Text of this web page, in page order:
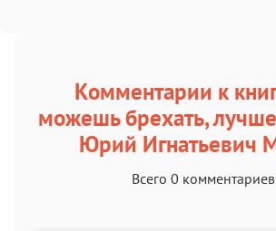
Комментарии к
можешь брехать,
Юрий Игнатьевич
Всего 0 комментариев